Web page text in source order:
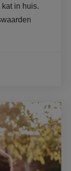
in huis.